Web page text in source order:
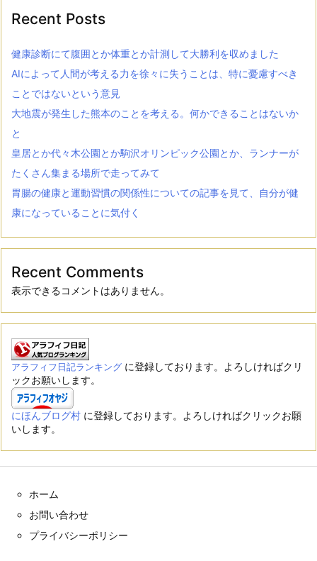
Recent Posts
健康診断にて腹囲とか体重とか計測して大勝利を収めました
AIによって人間が考える力を徐々に失うことは、特に憂慮すべき
ことではないという意見
大地震が発生した熊本のことを考える。何かできることはないか
と
皇居とか代々木公園とか駒沢オリンピック公園とか、ランナーが
たくさん集まる場所で走ってみて
胃腸の健康と運動習慣の関係性についての記事を見て、自分が健
康になっていることに気付く
Recent Comments
表示できるコメントはありません。
アラフィフ日記ランキング に登録しております。よろしければクリ
ックお願いします。
にほんブログ村 に登録しております。よろしければクリックお願
いします。
ホーム
お問い合わせ
プライバシーポリシー